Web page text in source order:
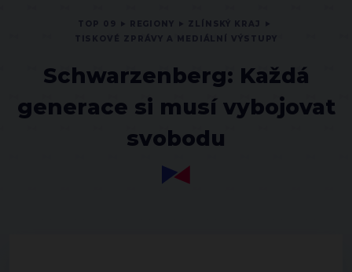
Schwarzenberg: Každá
generace si musí vybojovat
svobodu